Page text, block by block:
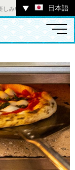
いただけます。 ／ チ
▼ 日本語
スポット